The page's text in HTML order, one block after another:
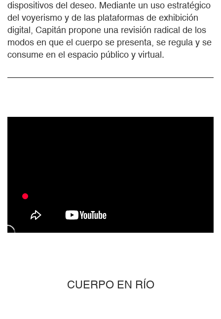
dispositivos del deseo. Mediante un uso estratégico
del voyerismo y de las plataformas de exhibición
digital, Capitán propone una revisión radical de los
modos en que el cuerpo se presenta, se regula y se
consume en el espacio público y virtual.
CUERPO EN RÍO